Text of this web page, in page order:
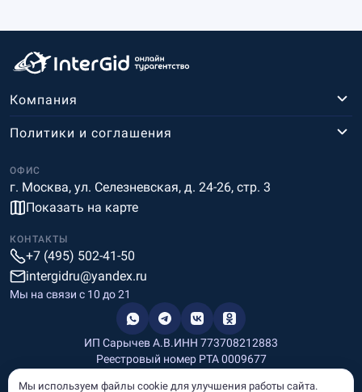
Компания
ОФИС
г. Москва, ул. Селезневская, д. 24-26, стр. 3
Показать на карте
Политики и соглашения
КОНТАКТЫ
+7 (495) 502-41-50
intergidru@yandex.ru
Мы на связи c 10 до 21
ИП Сарычев А.В.ИНН 773708212883
Реестровый номер РТА 0009677
Мы используем файлы cookie для улучшения работы сайта.